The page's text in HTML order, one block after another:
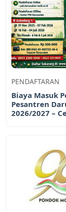
PENDAFTARAN
Biaya Masuk
Pesantren
2026/2027 –